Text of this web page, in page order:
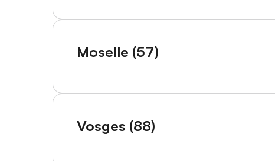
Moselle (57)
Vosges (88)